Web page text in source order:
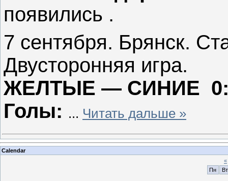
появились .
7 сентября. Брянск.
Двусторонняя игра.
ЖЕЛТЫЕ — СИНИЕ
Голы: ... Читать дальше »
Calendar
«
Пн
Вт